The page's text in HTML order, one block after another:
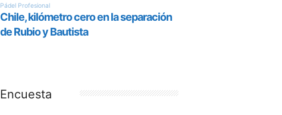
Encuesta